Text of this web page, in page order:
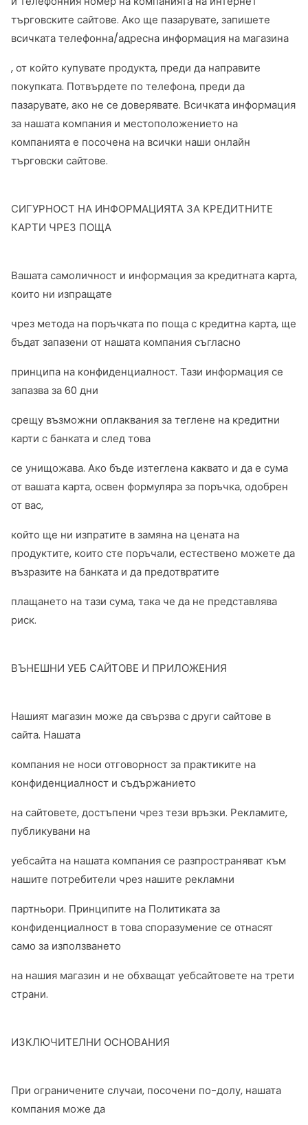
търговските сайтове. Ако ще пазарувате, запишете
всичката телефонна/адресна информация на магазина
, от който купувате продукта, преди да направите
покупката. Потвърдете по телефона, преди да
пазарувате, ако не се доверявате. Всичката информация
за нашата компания и местоположението на
компанията е посочена на всички наши онлайн
търговски сайтове.
СИГУРНОСТ НА ИНФОРМАЦИЯТА ЗА КРЕДИТНИТЕ
КАРТИ ЧРЕЗ ПОЩА
Вашата самоличност и информация за кредитната карта,
които ни изпращате
чрез метода на поръчката по поща с кредитна карта, ще
бъдат запазени от нашата компания съгласно
принципа на конфиденциалност. Тази информация се
запазва за 60 дни
срещу възможни оплаквания за теглене на кредитни
карти с банката и след това
се унищожава. Ако бъде изтеглена каквато и да е сума
от вашата карта, освен формуляра за поръчка, одобрен
от вас,
който ще ни изпратите в замяна на цената на
продуктите, които сте поръчали, естествено можете да
възразите на банката и да предотвратите
плащането на тази сума, така че да не представлява
риск.
ВЪНЕШНИ УЕБ САЙТОВЕ И ПРИЛОЖЕНИЯ
Нашият магазин може да свързва с други сайтове в
сайта. Нашата
компания не носи отговорност за практиките на
конфиденциалност и съдържанието
на сайтовете, достъпени чрез тези връзки. Рекламите,
публикувани на
уебсайта на нашата компания се разпространяват към
нашите потребители чрез нашите рекламни
партньори. Принципите на Политиката за
конфиденциалност в това споразумение се отнасят
само за използването
на нашия магазин и не обхващат уебсайтовете на трети
страни.
ИЗКЛЮЧИТЕЛНИ ОСНОВАНИЯ
При ограничените случаи, посочени по-долу, нашата
компания може да